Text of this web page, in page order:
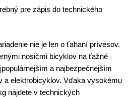
pre zápis do technického
nie je len o ťahaní prívesov.
nosičmi bicyklov na ťažné
a najbezpečnejším
a elektrobicyklov. Vďaka vysokému
nájdete v technických